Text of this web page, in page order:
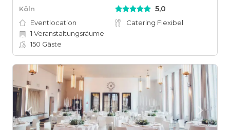
Köln 5,0
Eventlocation
Catering Flexibel
1 Veranstaltungsräume
150 Gäste